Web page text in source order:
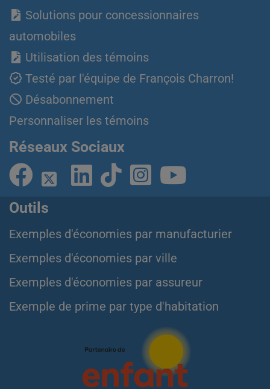
Solutions pour concessionnaires
automobiles
Utilisation des témoins
Testé par l'équipe de François Charron!
Désabonnement
Personnaliser les témoins
Réseaux Sociaux
Outils
Exemples d'économies par manufacturier
Exemples d'économies par ville
Exemples d'économies par assureur
Exemple de prime par type d'habitation